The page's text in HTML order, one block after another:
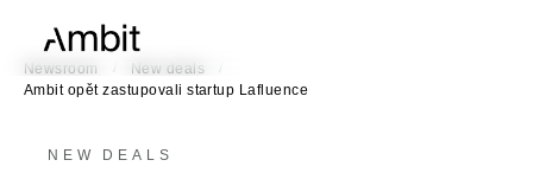
Newsroom / New deals
/
Ambit opět zastupovali startup Lafluence
NEW DEALS